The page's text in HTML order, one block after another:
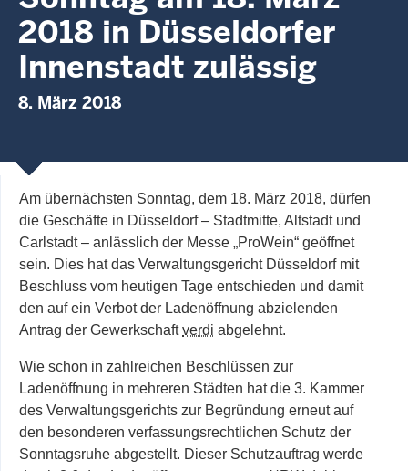
2018 in Düsseldorfer
Innenstadt zulässig
8. März 2018
Am übernächsten Sonntag, dem 18. März 2018, dürfen
die Geschäfte in Düsseldorf – Stadtmitte, Altstadt und
Carlstadt – anlässlich der Messe „ProWein“ geöffnet
sein. Dies hat das Verwaltungsgericht Düsseldorf mit
Beschluss vom heutigen Tage entschieden und damit
den auf ein Verbot der Ladenöffnung abzielenden
Antrag der Gewerkschaftverdi abgelehnt.
Wie schon in zahlreichen Beschlüssen zur
Ladenöffnung in mehreren Städten hat die 3. Kammer
des Verwaltungsgerichts zur Begründung erneut auf
den besonderen verfassungsrechtlichen Schutz der
Sonntagsruhe abgestellt. Dieser Schutzauftrag werde